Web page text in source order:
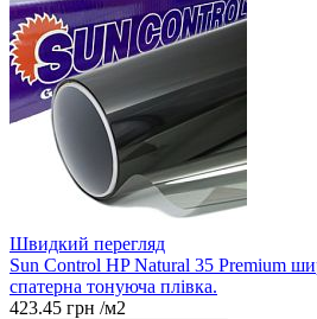
Швидкий перегляд
Sun Control HP Natural 35 Premium
спатерна тонуюча плівка.
423.45 грн /м2